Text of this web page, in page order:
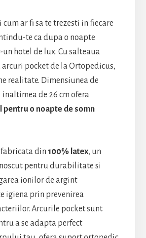
cum ar fi sa te trezesti in fiecare
te ca dupa o noapte
hotel de lux. Cu salteaua
pocket de la Ortopedicus,
realitate. Dimensiunea de
inaltimea de 26 cm ofera
pentru o noapte de somn
fabricata din 100% latex, un
pentru durabilitate si
ionilor de argint
igiena prin prevenirea
Arcurile pocket sunt
a se adapta perfect